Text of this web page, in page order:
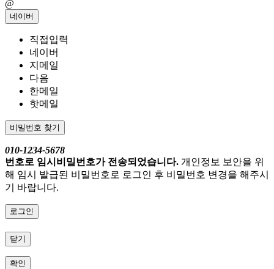
@
네이버
직접입력
네이버
지메일
다음
한메일
핫메일
비밀번호 찾기
010-1234-5678
번호로 임시비밀번호가 전송되었습니다. 개인정보 보안을 위
해 임시 발급된 비밀번호로 로그인 후 비밀번호 변경을 해주시
기 바랍니다.
로그인
닫기
확인